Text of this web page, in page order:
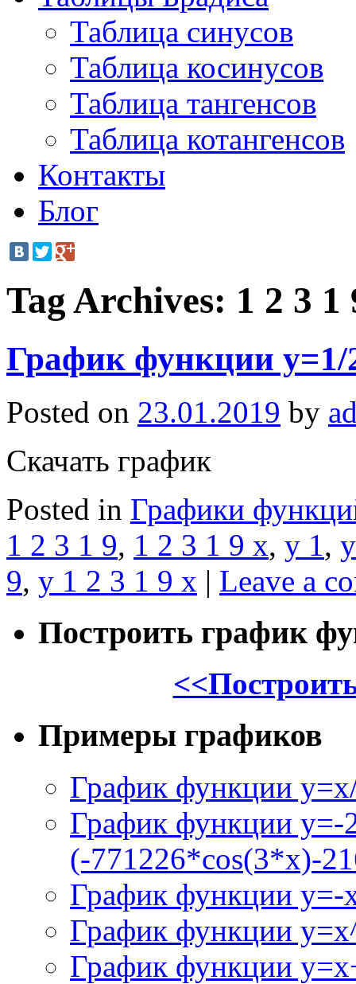
Таблица синусов
Таблица косинусов
Таблица тангенсов
Таблица котангенсов
Контакты
Блог
Tag Archives: 1 2 3 1
График функции
Posted on 23.01.2019 by
Скачать график
Posted in Графики
1 2 3 1 9, 1 2 3 1 9 x, y 1,
9, y 1 2 3 1 9 x | Leave a
Построить график
Примеры графиков
График функции
График функции y=-
(-771226*cos(3*x)-
График функции
График функции
График функции